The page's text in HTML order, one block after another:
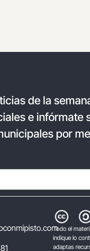
de la
e infórmate
por
Todo el
indique lo
adaptas